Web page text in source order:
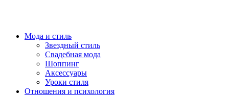
Мода и стиль
Звездный стиль
Свадебная мода
Шоппинг
Аксессуары
Уроки стиля
Отношения и психология